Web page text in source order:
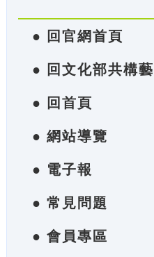
● 回官網首頁
● 回文化部共構
● 回首頁
● 網站導覽
● 電子報
● 常見問題
● 會員專區